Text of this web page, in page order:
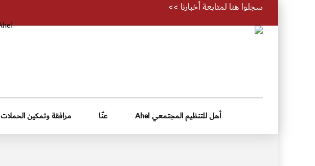
سجلوا هنا لمتابعة أخبارنا >>
أهل للتنظيم المجتمعي Ahel عنّا مرافقة وتمكين الحملات